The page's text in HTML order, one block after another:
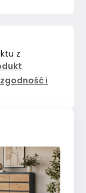
z
i